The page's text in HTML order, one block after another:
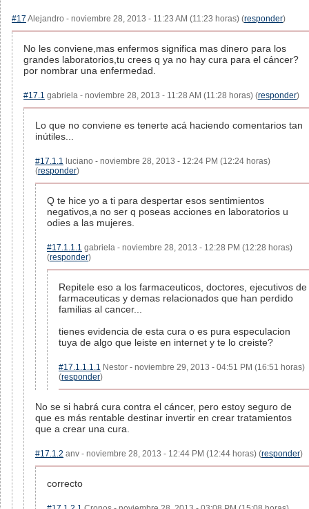
#17 Alejandro - noviembre 28, 2013 - 11:23 AM (11:23 horas) (responder)
No les conviene,mas enfermos significa mas dinero para los
grandes laboratorios,tu crees q ya no hay cura para el cáncer?
por nombrar una enfermedad.
#17.1 gabriela - noviembre 28, 2013 - 11:28 AM (11:28 horas) (responder)
Lo que no conviene es tenerte acá haciendo comentarios tan
inútiles...
#17.1.1 luciano - noviembre 28, 2013 - 12:24 PM (12:24 horas)
(responder)
Q te hice yo a ti para despertar esos sentimientos
negativos,a no ser q poseas acciones en laboratorios u
odies a las mujeres.
#17.1.1.1 gabriela - noviembre 28, 2013 - 12:28 PM (12:28 horas)
(responder)
Repitele eso a los farmaceuticos, doctores, ejecutivos de
farmaceuticas y demas relacionados que han perdido
familias al cancer...
tienes evidencia de esta cura o es pura especulacion
tuya de algo que leiste en internet y te lo creiste?
#17.1.1.1.1 Nestor - noviembre 29, 2013 - 04:51 PM (16:51 horas)
(responder)
No se si habrá cura contra el cáncer, pero estoy seguro de
que es más rentable destinar invertir en crear tratamientos
que a crear una cura.
#17.1.2 anv - noviembre 28, 2013 - 12:44 PM (12:44 horas) (responder)
correcto